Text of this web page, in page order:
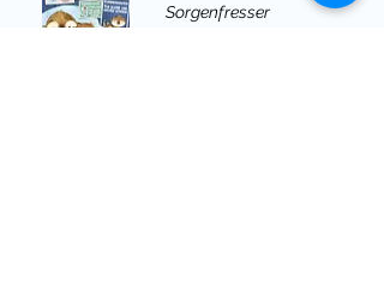
Sorgenfresser